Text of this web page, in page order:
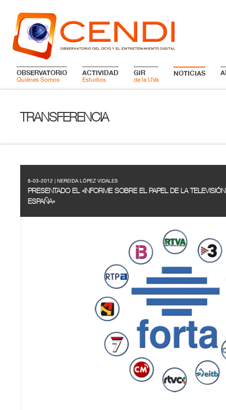
OBSERVATORIO
Quiénes Somos
ACTIVIDAD
Estudios
GIR
de la UVa
NOTICIAS
TRANSFERENCIA
8-03-2012 | NEREIDA LÓPEZ VIDALES
PRESENTADO EL «INFORME SOBRE EL PAPEL DE LA
ESPAÑA»